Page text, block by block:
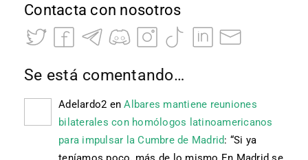
Contacta con nosotros
Se está comentando…
Adelardo2 enAlbares mantiene reuniones
bilaterales con homólogos latinoamericanos
para impulsar la Cumbre de Madrid: “Si ya